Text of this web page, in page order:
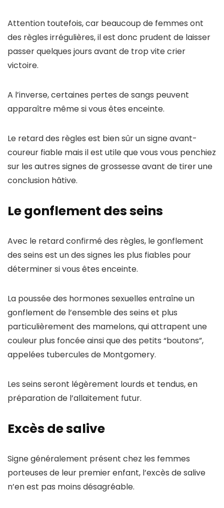
Attention toutefois, car beaucoup de femmes ont
des règles irrégulières, il est donc prudent de laisser
passer quelques jours avant de trop vite crier
victoire.
A l’inverse, certaines pertes de sangs peuvent
apparaître même si vous êtes enceinte.
Le retard des règles est bien sûr un signe avant-
coureur fiable mais il est utile que vous vous penchiez
sur les autres signes de grossesse avant de tirer une
conclusion hâtive.
Le gonflement des seins
Avec le retard confirmé des règles, le gonflement
des seins est un des signes les plus fiables pour
déterminer si vous êtes enceinte.
La poussée des hormones sexuelles entraîne un
gonflement de l’ensemble des seins et plus
particulièrement des mamelons, qui attrapent une
couleur plus foncée ainsi que des petits “boutons”,
appelées tubercules de Montgomery.
Les seins seront légèrement lourds et tendus, en
préparation de l’allaitement futur.
Excès de salive
Signe généralement présent chez les femmes
porteuses de leur premier enfant, l’excès de salive
n’en est pas moins désagréable.